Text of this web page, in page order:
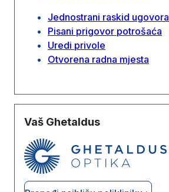
Jednostrani raskid ugovora
Pisani prigovor potrošaća
Uredi privole
Otvorena radna mjesta
Vaš Ghetaldus